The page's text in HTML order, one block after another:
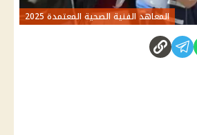
المعاهد الفنية الصحية المعتمدة 2025